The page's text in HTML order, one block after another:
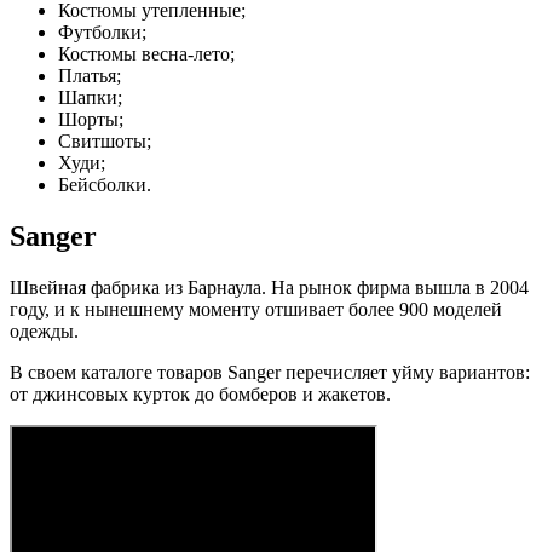
Костюмы утепленные;
Футболки;
Костюмы весна-лето;
Платья;
Шапки;
Шорты;
Свитшоты;
Худи;
Бейсболки.
Sanger
Швейная фабрика из Барнаула. На рынок фирма вышла в 2004
году, и к нынешнему моменту отшивает более 900 моделей
одежды.
В своем каталоге товаров Sanger перечисляет уйму вариантов:
от джинсовых курток до бомберов и жакетов.